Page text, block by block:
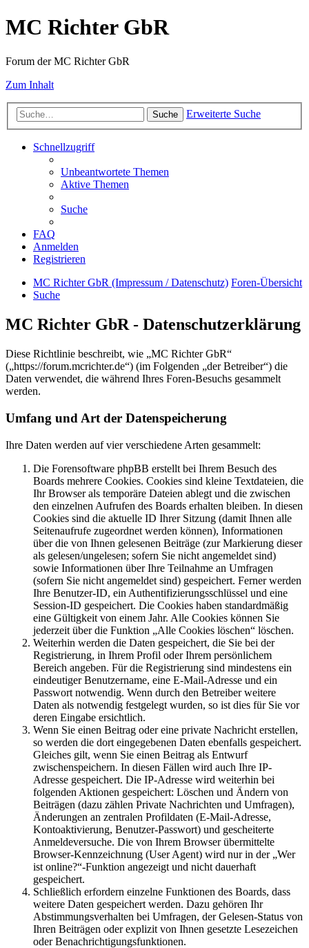
MC Richter GbR
Forum der MC Richter GbR
Zum Inhalt
Suche Erweiterte Suche
Schnellzugriff
Unbeantwortete Themen
Aktive Themen
Suche
FAQ
Anmelden
Registrieren
MC Richter GbR (Impressum / Datenschutz) Foren-Übersicht
Suche
MC Richter GbR - Datenschutzerklärung
Diese Richtlinie beschreibt, wie „MC Richter GbR“
(„https://forum.mcrichter.de“) (im Folgenden „der Betreiber“) die
Daten verwendet, die während Ihres Foren-Besuchs gesammelt
werden.
Umfang und Art der Datenspeicherung
Ihre Daten werden auf vier verschiedene Arten gesammelt:
Die Forensoftware phpBB erstellt bei Ihrem Besuch des
Boards mehrere Cookies. Cookies sind kleine Textdateien, die
Ihr Browser als temporäre Dateien ablegt und die zwischen
den einzelnen Aufrufen des Boards erhalten bleiben. In diesen
Cookies sind die aktuelle ID Ihrer Sitzung (damit Ihnen alle
Seitenaufrufe zugeordnet werden können), Informationen
über die von Ihnen gelesenen Beiträge (zur Markierung dieser
als gelesen/ungelesen; sofern Sie nicht angemeldet sind)
sowie Informationen über Ihre Teilnahme an Umfragen
(sofern Sie nicht angemeldet sind) gespeichert. Ferner werden
Ihre Benutzer-ID, ein Authentifizierungsschlüssel und eine
Session-ID gespeichert. Die Cookies haben standardmäßig
eine Gültigkeit von einem Jahr. Alle Cookies können Sie
jederzeit über die Funktion „Alle Cookies löschen“ löschen.
Weiterhin werden die Daten gespeichert, die Sie bei der
Registrierung, in Ihrem Profil oder Ihrem persönlichem
Bereich angeben. Für die Registrierung sind mindestens ein
eindeutiger Benutzername, eine E-Mail-Adresse und ein
Passwort notwendig. Wenn durch den Betreiber weitere
Daten als notwendig festgelegt wurden, so ist dies für Sie vor
deren Eingabe ersichtlich.
Wenn Sie einen Beitrag oder eine private Nachricht erstellen,
so werden die dort eingegebenen Daten ebenfalls gespeichert.
Gleiches gilt, wenn Sie einen Beitrag als Entwurf
zwischenspeichern. In diesen Fällen wird auch Ihre IP-
Adresse gespeichert. Die IP-Adresse wird weiterhin bei
folgenden Aktionen gespeichert: Löschen und Ändern von
Beiträgen (dazu zählen Private Nachrichten und Umfragen),
Änderungen an zentralen Profildaten (E-Mail-Adresse,
Kontoaktivierung, Benutzer-Passwort) und gescheiterte
Anmeldeversuche. Die von Ihrem Browser übermittelte
Browser-Kennzeichnung (User Agent) wird nur in der „Wer
ist online?“-Funktion angezeigt und nicht dauerhaft
gespeichert.
Schließlich erfordern einzelne Funktionen des Boards, dass
weitere Daten gespeichert werden. Dazu gehören Ihr
Abstimmungsverhalten bei Umfragen, der Gelesen-Status von
Ihren Beiträgen oder explizit von Ihnen gesetzte Lesezeichen
oder Benachrichtigungsfunktionen.